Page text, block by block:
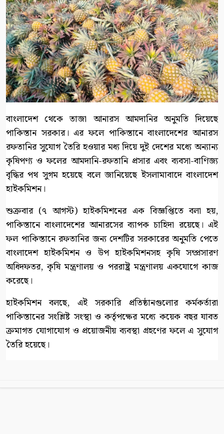
বাংলাদেশ থেকে তাজা আনারস আমদানির অনুমতি দিয়েছে
পাকিস্তান সরকার। এর ফলে পাকিস্তানে বাংলাদেশের আনারস
রফতানির সুযোগ তৈরি হওয়ার মধ্য দিয়ে দুই দেশের মধ্যে অন্যান্য
কৃষিপণ্য ও ফলের আমদানি-রফতানি প্রসার এবং ব্যবসা-বাণিজ্য
বৃদ্ধির পথ সুগম হয়েছে বলে জানিয়েছে ইসলামাবাদে বাংলাদেশ
হাইকমিশন।
শুক্রবার (৭ আগস্ট) হাইকমিশনের এক বিজ্ঞপ্তিতে বলা হয়,
পাকিস্তানে বাংলাদেশের আনারসের ব্যাপক চাহিদা রয়েছে। এই
ফল পাকিস্তানে রফতানির জন্য দেশটির সরকারের অনুমতি পেতে
বাংলাদেশ হাইকমিশন ও উপ হাইকমিশনসহ কৃষি সম্প্রসারণ
অধিদফতর, কৃষি মন্ত্রণালয় ও পররাষ্ট্র মন্ত্রণালয় একযোগে কাজ
করেছে।
হাইকমিশন বলছে, এই সরকারি প্রতিষ্ঠানগুলোর কর্মকর্তারা
পাকিস্তানের সংশ্লিষ্ট সংস্থা ও কর্তৃপক্ষের মধ্যে কয়েক বছর যাবত
ক্রমাগত যোগাযোগ ও প্রয়োজনীয় ব্যবস্থা গ্রহণের ফলে এ সুযোগ
তৈরি হয়েছে।